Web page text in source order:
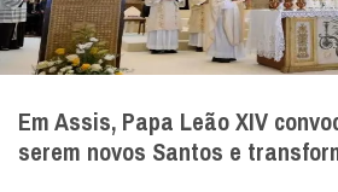
Em Assis, Papa Leão XIV
serem novos Santos e